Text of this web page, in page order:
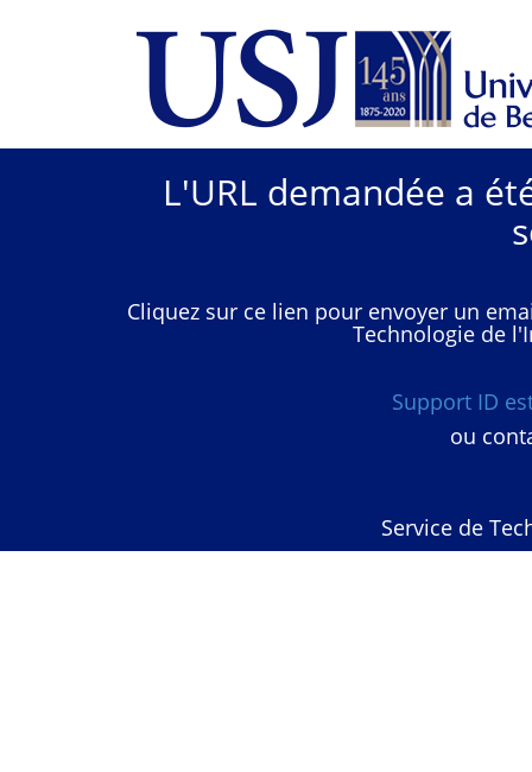
L'URL demandée a
Cliquez sur ce lien pour envoyer un
Technologie de
Support ID
ou
Service de